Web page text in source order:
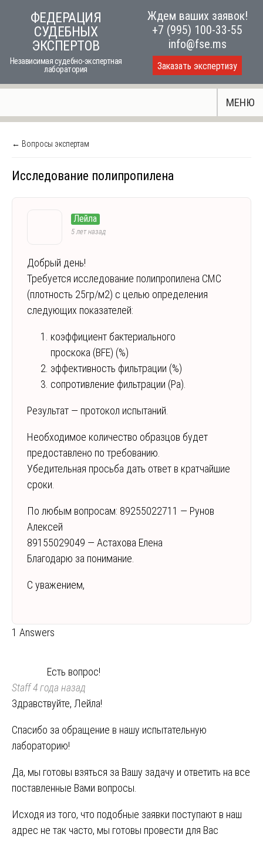
ФЕДЕРАЦИЯ
СУДЕБНЫХ
ЭКСПЕРТОВ
Независимая судебно-экспертная
лаборатория
Ждем ваших заявок!
+7 (995) 100-33-55
info@fse.ms
Заказать экспертизу
МЕНЮ
← Вопросы экспертам
Исследование полипропилена
Лейла
5 лет назад
Добрый день!
Требуется исследование полипропилена СМС
(плотность 25гр/м2) с целью определения
следующих показателей:
коэффициент бактериального
проскока (BFE) (%)
эффективность фильтрации (%)
сопротивление фильтрации (Ра).
Результат — протокол испытаний.
Необходимое количество образцов будет
предоставлено по требованию.
Убедительная просьба дать ответ в кратчайшие
сроки.
По любым вопросам: 89255022711 — Рунов
Алексей
89155029049 — Астахова Елена
Благодарю за понимание.
С уважением,
1 Answers
Есть вопрос!
Staff4 года назад
Здравствуйте, Лейла!
Спасибо за обращение в нашу испытательную
лабораторию!
Да, мы готовы взяться за Вашу задачу и ответить на все
поставленные Вами вопросы.
Исходя из того, что подобные заявки поступают в наш
адрес не так часто, мы готовы провести для Вас